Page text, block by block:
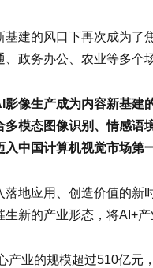
建的风口下再次成为
政务办公、农业等多个
像生产成为内容新基
模态图像识别、情感
中国计算机视觉市场第
地应用、创造价值的
新的产业形态，将AI+
业的规模超过510亿